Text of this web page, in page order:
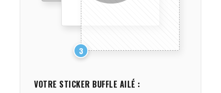
3
VOTRE STICKER BUFFLE AILÉ :